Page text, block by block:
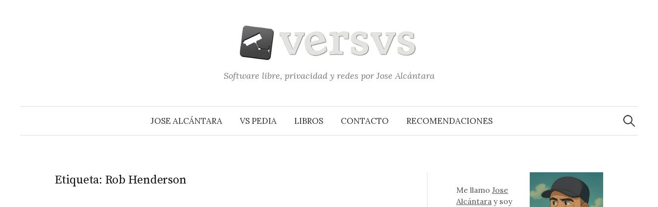
Software libre, privacidad y redes por Jose Alcántara
JOSE ALCÁNTARA VS PEDIA LIBROS CONTACTO RECOMENDACIONES
Buscar:
Etiqueta: Rob Henderson
Me llamoJose
Alcántara y soy